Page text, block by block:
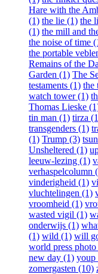
Hare with the
(1) the lie (1) the
(1) the mill and
the noise of time
the portable
Remains of the
Garden (1) The
testaments (1) the
watch tower (1)
Thomas Lieske
tin man (1) tirza
transgenders (1)
(1) Trump (3)
Unsheltered (1)
leeuw-lezing (1)
verhaspelcolumn
vinderigheid (1)
vluchtelingen (1)
vroomheid (1)
wasted vigil (1)
onderwijs (1)
(1) wild (1) will
world press
new day (1) youp
zomergasten (10)